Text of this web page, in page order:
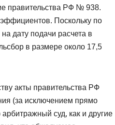
правительства РФ № 938.
Поскольку по
дату подачи расчета в
в размере около 17,5
акты правительства РФ
(за исключением прямо
суд, как и другие